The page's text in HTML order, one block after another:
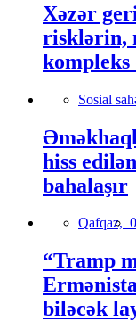
Xəzər
risklərin,
Sosial
hiss
bahalaşır
Qafqaz,
“Tramp
biləcək